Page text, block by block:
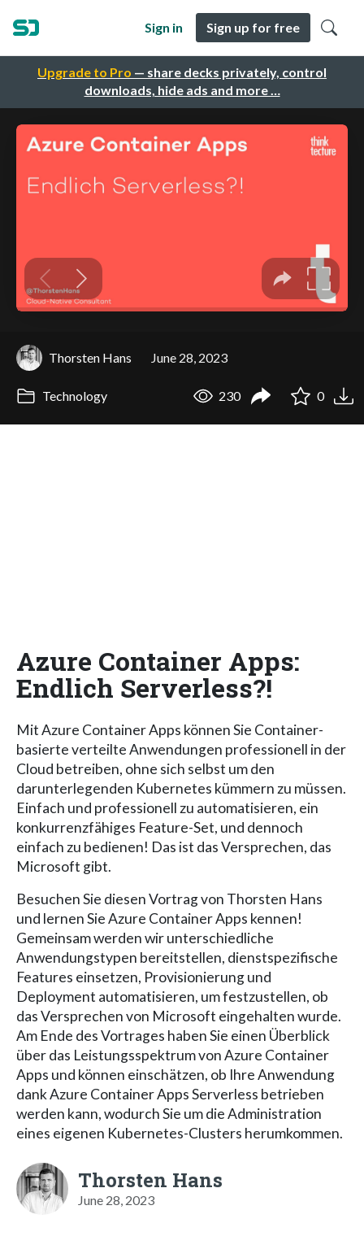
Upgrade to Pro — share decks privately, control
downloads, hide ads and more …
Sign in Sign up for free
Thorsten Hans June 28, 2023
Technology 230 0
Azure Container Apps:
Endlich Serverless?!
Mit Azure Container Apps können Sie Container-
basierte verteilte Anwendungen professionell in der
Cloud betreiben, ohne sich selbst um den
darunterlegenden Kubernetes kümmern zu müssen.
Einfach und professionell zu automatisieren, ein
konkurrenzfähiges Feature-Set, und dennoch
einfach zu bedienen! Das ist das Versprechen, das
Microsoft gibt.
Besuchen Sie diesen Vortrag von Thorsten Hans
und lernen Sie Azure Container Apps kennen!
Gemeinsam werden wir unterschiedliche
Anwendungstypen bereitstellen, dienstspezifische
Features einsetzen, Provisionierung und
Deployment automatisieren, um festzustellen, ob
das Versprechen von Microsoft eingehalten wurde.
Am Ende des Vortrages haben Sie einen Überblick
über das Leistungsspektrum von Azure Container
Apps und können einschätzen, ob Ihre Anwendung
dank Azure Container Apps Serverless betrieben
werden kann, wodurch Sie um die Administration
eines eigenen Kubernetes-Clusters herumkommen.
Thorsten Hans
June 28, 2023